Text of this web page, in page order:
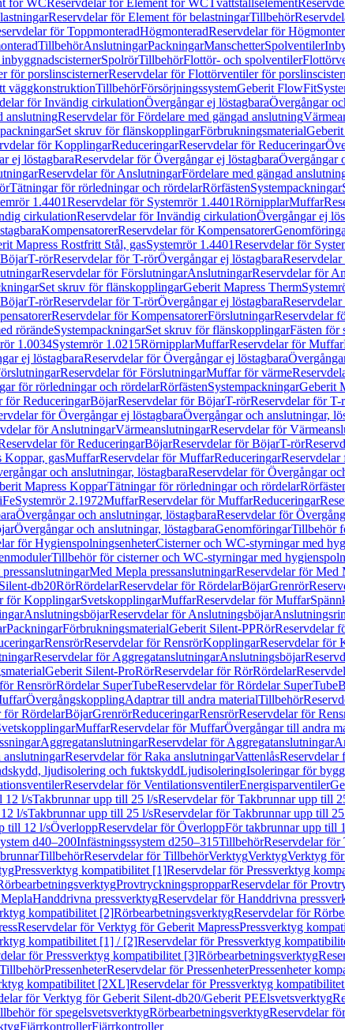
för WCReservdelar för Element för WCTvättställselement
Reservdelar för Element för belastningarTillbehör
för ToppmonteradHögmonteradReservdelar för
TillbehörAnslutningarPackningarManschetterSpolventiler
SpolrörTillbehörFlottör- och spolventiler
för porslinscisternerReservdelar för Flottörventiler för
väggkonstruktionTillbehörFörsörjningssystemGeberit FlowFit
för Invändig cirkulationÖvergångar ej löstagbaraÖvergångar
anslutningReservdelar för Fördelare med gängad anslutning
Set skruv för flänskopplingarFörbrukningsmaterial
för KopplingarReduceringarReservdelar för Reduceringar
ej löstagbaraReservdelar för Övergångar ej löstagbaraÖvergångar
Reservdelar för AnslutningarFördelare med gängad
Tätningar för rörledningar och rördelarRörfästenSystempackningar
1.4401Reservdelar för Systemrör 1.4401RörnipplarMuffar
cirkulationReservdelar för Invändig cirkulationÖvergångar ej
KompensatorerReservdelar för Kompensatorer
Mapress Rostfritt Stål, gasSystemrör 1.4401Reservdelar för
T-rörReservdelar för T-rörÖvergångar ej löstagbara
Reservdelar för FörslutningarAnslutningarReservdelar för
Set skruv för flänskopplingarGeberit Mapress Therm
T-rörReservdelar för T-rörÖvergångar ej löstagbara
Reservdelar för KompensatorerFörslutningarReservdelar
rörändeSystempackningarSet skruv för flänskopplingarFästen för
1.0034Systemrör 1.0215RörnipplarMuffarReservdelar för Muffar
ej löstagbaraReservdelar för Övergångar ej löstagbara
Reservdelar för FörslutningarMuffar för värme
för rörledningar och rördelarRörfästenSystempackningarGeberit
för ReduceringarBöjarReservdelar för BöjarT-rörReservdelar för T-
för Övergångar ej löstagbaraÖvergångar och anslutningar,
för AnslutningarVärmeanslutningarReservdelar för
för ReduceringarBöjarReservdelar för BöjarT-rör
Koppar, gasMuffarReservdelar för MuffarReduceringarReservdelar
och anslutningar, löstagbaraReservdelar för Övergångar
Mapress KopparTätningar för rörledningar och rördelar
Systemrör 2.1972MuffarReservdelar för MuffarReduceringar
Övergångar och anslutningar, löstagbaraReservdelar för
Övergångar och anslutningar, löstagbaraGenomföringarTillbehör
för HygienspolningsenheterCisterner och WC-styrningar med
Tillbehör för cisterner och WC-styrningar med
Med Mepla pressanslutningarReservdelar för Med
db20RörRördelarReservdelar för RördelarBöjarGrenrör
för KopplingarSvetskopplingarMuffarReservdelar för Muffar
AnslutningsböjarReservdelar för Anslutningsböjar
PackningarFörbrukningsmaterialGeberit Silent-PPRörReservdelar
RensrörReservdelar för RensrörKopplingarReservdelar för
Reservdelar för AggregatanslutningarAnslutningsböjar
Geberit Silent-ProRörReservdelar för RörRördelar
RensrörRördelar SuperTubeReservdelar för Rördelar SuperTube
ÖvergångskopplingAdaptrar till andra materialTillbehör
för RördelarBöjarGrenrörReduceringarRensrörReservdelar för
MuffarReservdelar för MuffarÖvergångar till andra
AggregatanslutningarReservdelar för Aggregatanslutningar
anslutningarReservdelar för Raka anslutningarVattenlåsReservdelar
ljudisolering och fuktskyddLjudisoleringIsoleringar för
Reservdelar för VentilationsventilerEnergisparventiler
12 l/sTakbrunnar upp till 25 l/sReservdelar för Takbrunnar upp till
l/sTakbrunnar upp till 25 l/sReservdelar för Takbrunnar upp till
till 12 l/sÖverloppReservdelar för ÖverloppFör takbrunnar upp till
d40–200Infästningssystem d250–315TillbehörReservdelar för
TillbehörReservdelar för TillbehörVerktygVerktygVerktyg
Pressverktyg kompatibilitet [1]Reservdelar för Pressverktyg
ProvtryckningspropparReservdelar för
Handdrivna pressverktygReservdelar för Handdrivna
kompatibilitet [2]RörbearbetningsverktygReservdelar för
Reservdelar för Verktyg för Geberit MapressPressverktyg
kompatibilitet [1] / [2]Reservdelar för Pressverktyg
för Pressverktyg kompatibilitet [3]Rörbearbetningsverktyg
TillbehörPressenheterReservdelar för PressenheterPressenheter
kompatibilitet [2XL]Reservdelar för Pressverktyg
för Verktyg för Geberit Silent-db20/Geberit PEElsvetsverktyg
för spegelsvetsverktygRörbearbetningsverktygReservdelar
FjärrkontrollerFjärrkontroller